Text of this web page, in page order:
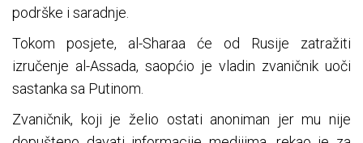
podrške i saradnje.
Tokom posjete, al-Sharaa će od Rusije zatražiti
izručenje al-Assada, saopćio je vladin zvaničnik uoči
sastanka sa Putinom.
Zvaničnik, koji je želio ostati anoniman jer mu nije